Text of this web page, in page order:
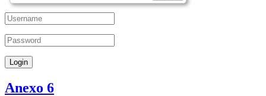
Anexo 6